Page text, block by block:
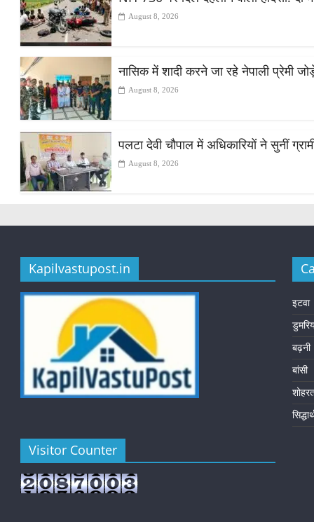
August 8, 2026
नासिक में शादी करने जा रहे नेपाली प्रेमी
August 8, 2026
पलटा देवी चौपाल में अधिकारियों ने सुनीं
August 8, 2026
Kapilvastupost.in
Visitor Counter
इटवा
बढ़नी
बांसी